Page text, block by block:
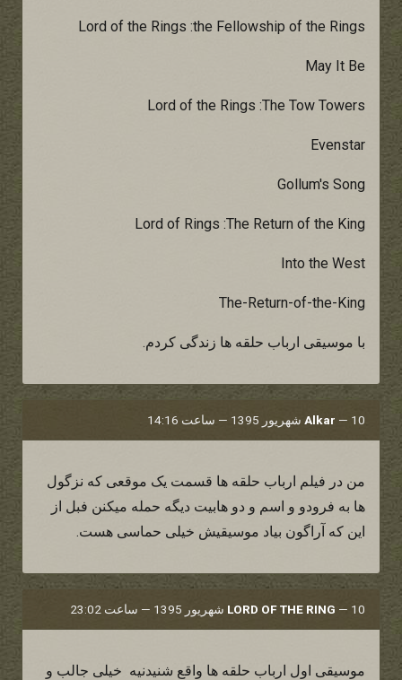
Lord of the Rings :the Fellowship of the Rings
May It Be
Lord of the Rings :The Tow Towers
Evenstar
Gollum's Song
Lord of Rings :The Return of the King
Into the West
The-Return-of-the-King
با موسیقی ارباب حلقه ها زندگی کردم.
Alkar — 10 شهریور 1395 — ساعت 14:16
من در فیلم ارباب حلقه ها قسمت یک موقعی که نزگول
ها به فرودو و اسم و دو هابیت دیگه حمله میکنن فبل از
این که آراگون بیاد موسیقیش خیلی حماسی هست.
LORD OF THE RING — 10 شهریور 1395 — ساعت 23:02
موسیقی اول ارباب حلقه ها واقع شنیدنیه خیلی جالب و